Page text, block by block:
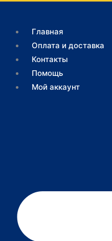
содержимому
Главная
Оплата и доставка
Контакты
Помощь
Мой аккаунт